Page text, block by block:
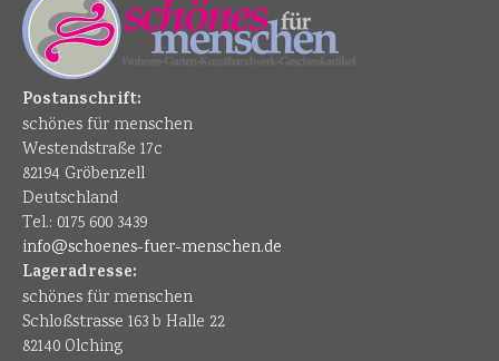
Postanschrift:
schönes für menschen
Westendstraße 17c
82194 Gröbenzell
Deutschland
Tel.: 0175 600 3439
info@schoenes-fuer-menschen.de
Lageradresse:
schönes für menschen
Schloßstrasse 163 b Halle 22
82140 Olching